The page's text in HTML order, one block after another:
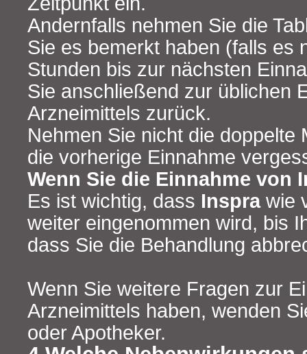
Andernfalls nehmen Sie die
Sie es bemerkt haben (falls es
Stunden bis zur nächsten
Sie anschließend zur üblichen
Arzneimittels zurück.
Nehmen Sie nicht die doppelte
die vorherige Einnahme
Wenn Sie die Einnahme von
Es ist wichtig, dass Insprawie
weiter eingenommen wird, bis
dass Sie die Behandlung
Wenn Sie weitere Fragen zur
Arzneimittels haben, wenden
oder Apotheker.